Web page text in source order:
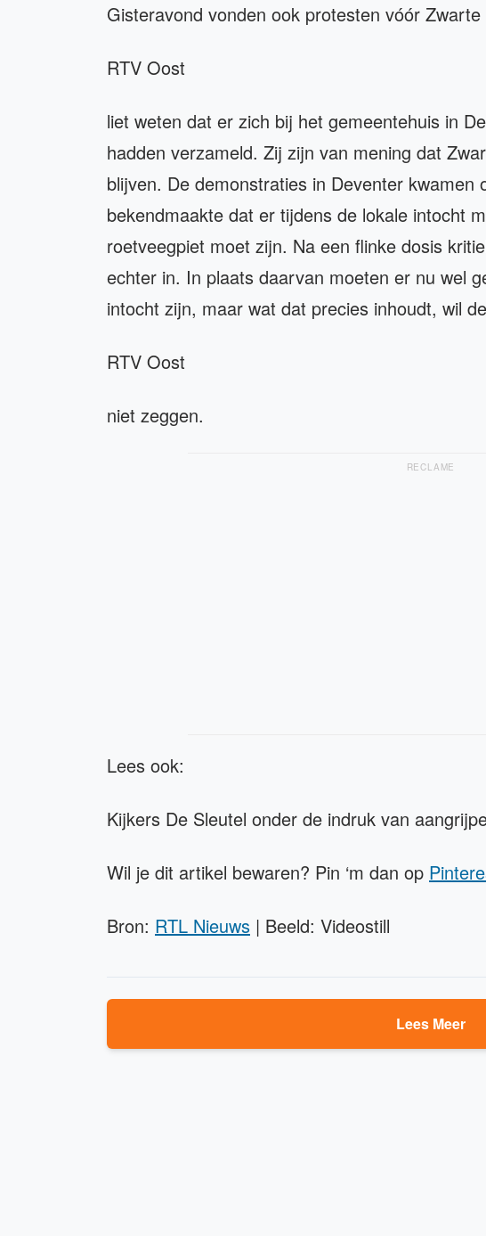
Gisteravond vonden ook protesten vóór Zwarte
RTV Oost
liet weten dat er zich bij het gemeentehuis in
hadden verzameld. Zij zijn van mening dat
blijven. De demonstraties in Deventer kwamen
bekendmaakte dat er tijdens de lokale intocht
roetveegpiet moet zijn. Na een flinke dosis
echter in. In plaats daarvan moeten er nu wel
intocht zijn, maar wat dat precies inhoudt, wil
RTV Oost
niet zeggen.
RECLAME
Lees ook:
Kijkers De Sleutel onder de indruk van
Wil je dit artikel bewaren? Pin ‘m dan op
Bron: RTL Nieuws | Beeld: Videostill
Lees Meer